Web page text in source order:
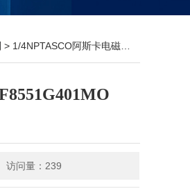
> 1/4NPTASCO阿斯卡电磁阀EF8551G401MO 220v防爆
访问量：239